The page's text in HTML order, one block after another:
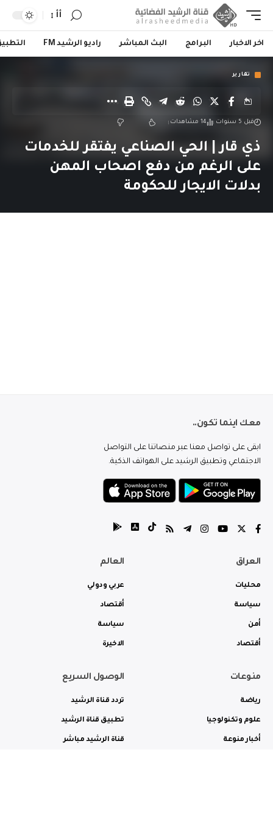
أأ
اخر الاخبار البرامج البث المباشر راديو الرشيد FM
تقارير
قبل 5 سنوات 14 مشاهدات
ذي قار | الحي الصناعي يفتقر للخدمات
على الرغم من دفع اصحاب المهن
بدلات الايجار للحكومة
معك اينما تكون..
ابقى على تواصل معنا عبر منصاتنا على التواصل
الاجتماعي وتطبيق الرشيد على الهواتف الذكية.
العراق
محليات
سياسة
أمن
أقتصاد
العالم
عربي ودولي
أقتصاد
سياسة
الاخيرة
منوعات
رياضة
علوم وتكنولوجيا
أخبار منوعة
الوصول السريع
تردد قناة الرشيد
تطبيق قناة الرشيد
قناة الرشيد مباشر